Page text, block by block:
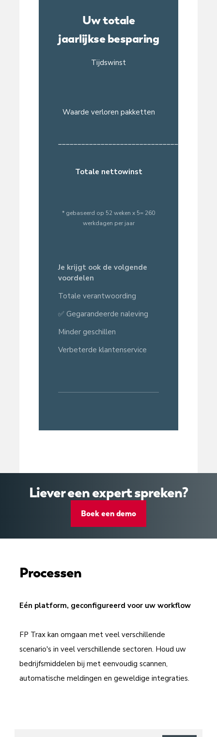
Uw totale
jaarlijkse besparing
Tijdswinst
Waarde verloren pakketten
_______________________________________
Totale nettowinst
* gebaseerd op 52 weken x 5= 260
werkdagen per jaar
Je krijgt ook de volgende
voordelen
Totale verantwoording
✅ Gegarandeerde naleving
Minder geschillen
Verbeterde klantenservice
Liever een expert spreken?
Boek een demo
Processen
Eén platform, geconfigureerd voor uw workflow
FP Trax kan omgaan met veel verschillende
scenario's in veel verschillende sectoren. Houd uw
bedrijfsmiddelen bij met eenvoudig scannen,
automatische meldingen en geweldige integraties.